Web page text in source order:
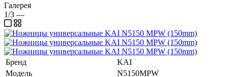
Галерея
1/3 —
Бренд
KAI
Модель
N5150MPW